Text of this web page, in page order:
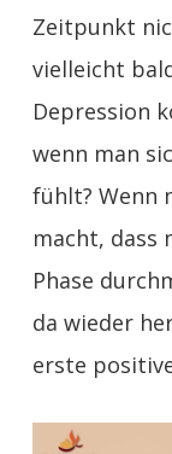
Zeitpunkt
vielleicht
Depression
wenn man
fühlt? Wenn
macht, dass
Phase
da wieder
erste